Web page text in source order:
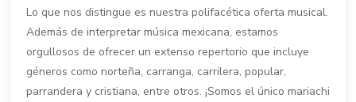
Lo que nos distingue es nuestra polifacética oferta musical.
Además de interpretar música mexicana, estamos
orgullosos de ofrecer un extenso repertorio que incluye
géneros como norteña, carranga, carrilera, popular,
parrandera y cristiana, entre otros. ¡Somos el único mariachi